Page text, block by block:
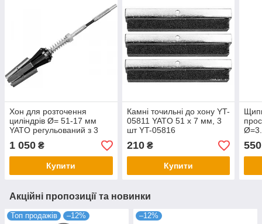
Хон для розточення
циліндрів Ø= 51-17 мм
YATO регульований з 3
каменями - 76х10мм,
загальна l= 305 мм YT-
05812
1 050 ₴
Купити
Камні точильні до хону YT-
05811 YATO 51 х 7 мм, 3
шт YT-05816
210₴
Купити
мм
550
Акційні пропозиції та новинки
Топ продажів –12% –12%